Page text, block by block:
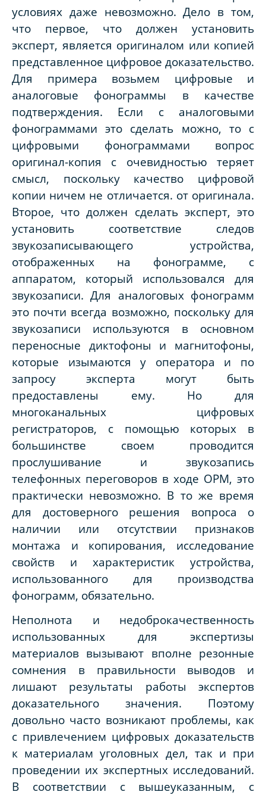
условиях даже невозможно. Дело в том,
что первое, что должен установить
эксперт, является оригиналом или копией
представленное цифровое доказательство.
Для примера возьмем цифровые и
аналоговые фонограммы в качестве
подтверждения. Если с аналоговыми
фонограммами это сделать можно, то с
цифровыми фонограммами вопрос
оригинал-копия с очевидностью теряет
смысл, поскольку качество цифровой
копии ничем не отличается. от оригинала.
Второе, что должен сделать эксперт, это
установить соответствие следов
звукозаписывающего устройства,
отображенных на фонограмме, с
аппаратом, который использовался для
звукозаписи. Для аналоговых фонограмм
это почти всегда возможно, поскольку для
звукозаписи используются в основном
переносные диктофоны и магнитофоны,
которые изымаются у оператора и по
запросу эксперта могут быть
предоставлены ему. Но для
многоканальных цифровых
регистраторов, с помощью которых в
большинстве своем проводится
прослушивание и звукозапись
телефонных переговоров в ходе ОРМ, это
практически невозможно. В то же время
для достоверного решения вопроса о
наличии или отсутствии признаков
монтажа и копирования, исследование
свойств и характеристик устройства,
использованного для производства
фонограмм, обязательно.
Неполнота и недоброкачественность
использованных для экспертизы
материалов вызывают вполне резонные
сомнения в правильности выводов и
лишают результаты работы экспертов
доказательного значения. Поэтому
довольно часто возникают проблемы, как
с привлечением цифровых доказательств
к материалам уголовных дел, так и при
проведении их экспертных исследований.
В соответствии с вышеуказанным, с